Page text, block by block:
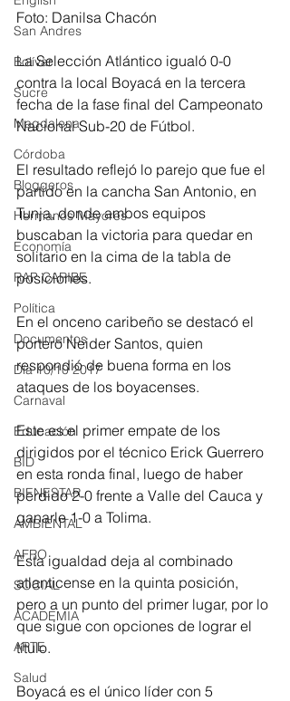
San Andres
Bolívar
Sucre
Magdalena
Córdoba
Bloggeros
Hermanos Mayores
Economía
RAP CARIBE
Política
Documentos
Día 10/10 2017
Carnaval
Educación
BID
BIENESTAR
AMBIENTAL
AFRO
SOCIAL
ACADEMIA
ARTE
Salud
Foto: Danilsa Chacón
La Selección Atlántico igualó 0-0
contra la local Boyacá en la tercera
fecha de la fase final del Campeonato
Nacional Sub-20 de Fútbol.
El resultado reflejó lo parejo que fue el
partido en la cancha San Antonio, en
Tunja, donde ambos equipos
buscaban la victoria para quedar en
solitario en la cima de la tabla de
posiciones.
En el onceno caribeño se destacó el
portero Neider Santos, quien
respondió de buena forma en los
ataques de los boyacenses.
Este es el primer empate de los
dirigidos por el técnico Erick Guerrero
en esta ronda final, luego de haber
perdido 2-0 frente a Valle del Cauca y
ganarle 1-0 a Tolima.
Esta igualdad deja al combinado
atlanticense en la quinta posición,
pero a un punto del primer lugar, por lo
que sigue con opciones de lograr el
título.
Boyacá es el único líder con 5